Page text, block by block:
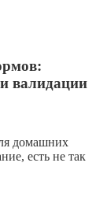
валидации
домашних
есть не так